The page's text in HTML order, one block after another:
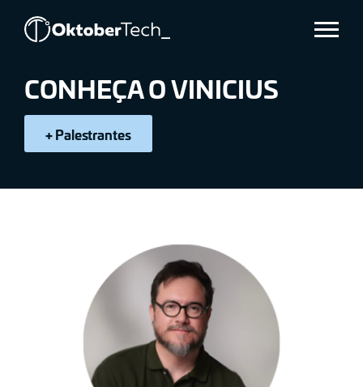
Menu
VINICIUS
SCHANE
CONHEÇA O VINICIUS
+ Palestrantes